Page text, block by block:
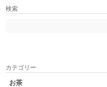
検索
カテゴリー
お茶